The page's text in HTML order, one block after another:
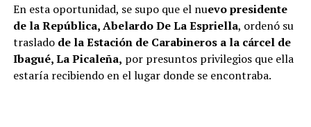
En esta oportunidad, se supo que el nuevo presidente
de la República, Abelardo De La Espriella, ordenó su
traslado de la Estación de Carabineros a la cárcel de
Ibagué, La Picaleña, por presuntos privilegios que ella
estaría recibiendo en el lugar donde se encontraba.